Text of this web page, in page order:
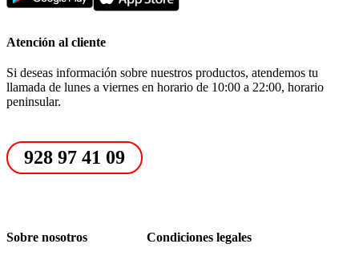
Atención al cliente
Si deseas información sobre nuestros productos, atendemos tu
llamada de lunes a viernes en horario de 10:00 a 22:00, horario
peninsular.
928 97 41 09
Sobre nosotros
Condiciones legales